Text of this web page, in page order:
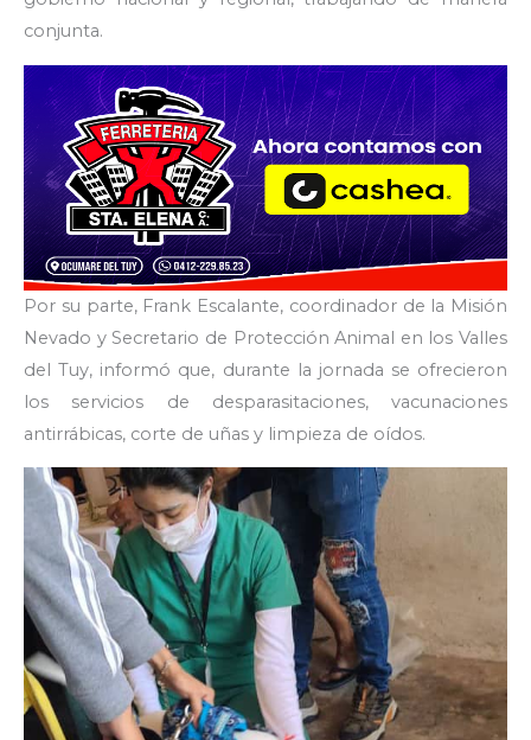
conjunta.
Por su parte, Frank Escalante, coordinador de la Misión
Nevado y Secretario de Protección Animal en los Valles
del Tuy, informó que, durante la jornada se ofrecieron
los servicios de desparasitaciones, vacunaciones
antirrábicas, corte de uñas y limpieza de oídos.